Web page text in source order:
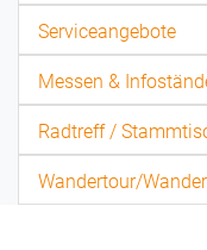
Serviceangebote
Messen &
Radtreff /
Wandertour/